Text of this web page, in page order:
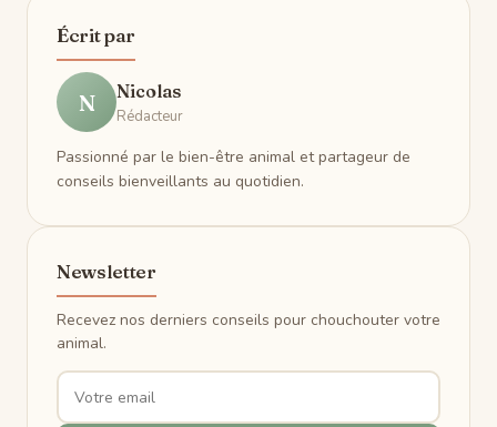
Écrit par
N Nicolas
Rédacteur
Passionné par le bien-être animal et partageur de
conseils bienveillants au quotidien.
Newsletter
Recevez nos derniers conseils pour chouchouter votre
animal.